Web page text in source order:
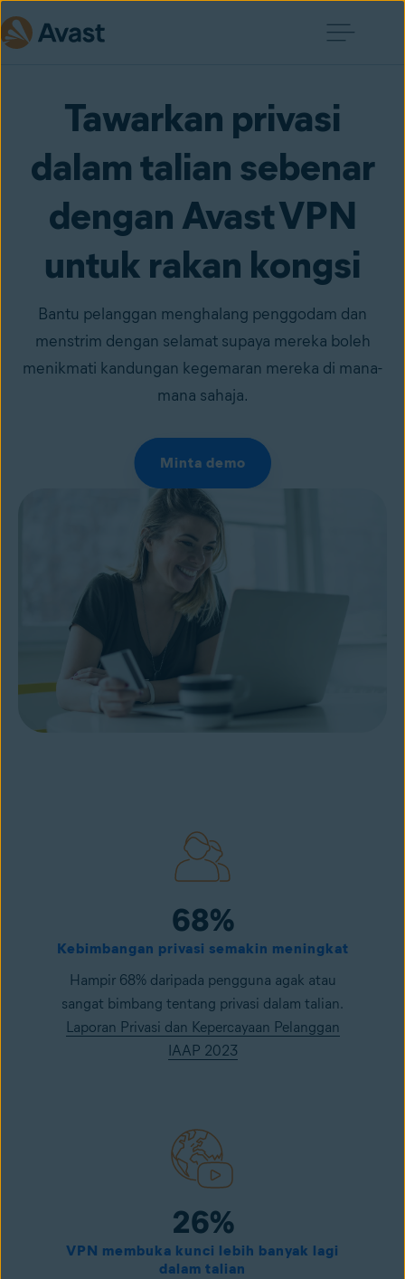
Tawarkan privasi
dalam talian sebenar
dengan Avast VPN
untuk rakan kongsi
Bantu pelanggan menghalang penggodam dan
menstrim dengan selamat supaya mereka boleh
menikmati kandungan kegemaran mereka di mana-
mana sahaja.
Minta demo
68%
Kebimbangan privasi semakin meningkat
Hampir 68% daripada pengguna agak atau
sangat bimbang tentang privasi dalam talian.
Laporan Privasi dan Kepercayaan Pelanggan
IAAP 2023
26%
VPN membuka kunci lebih banyak lagi
dalam talian